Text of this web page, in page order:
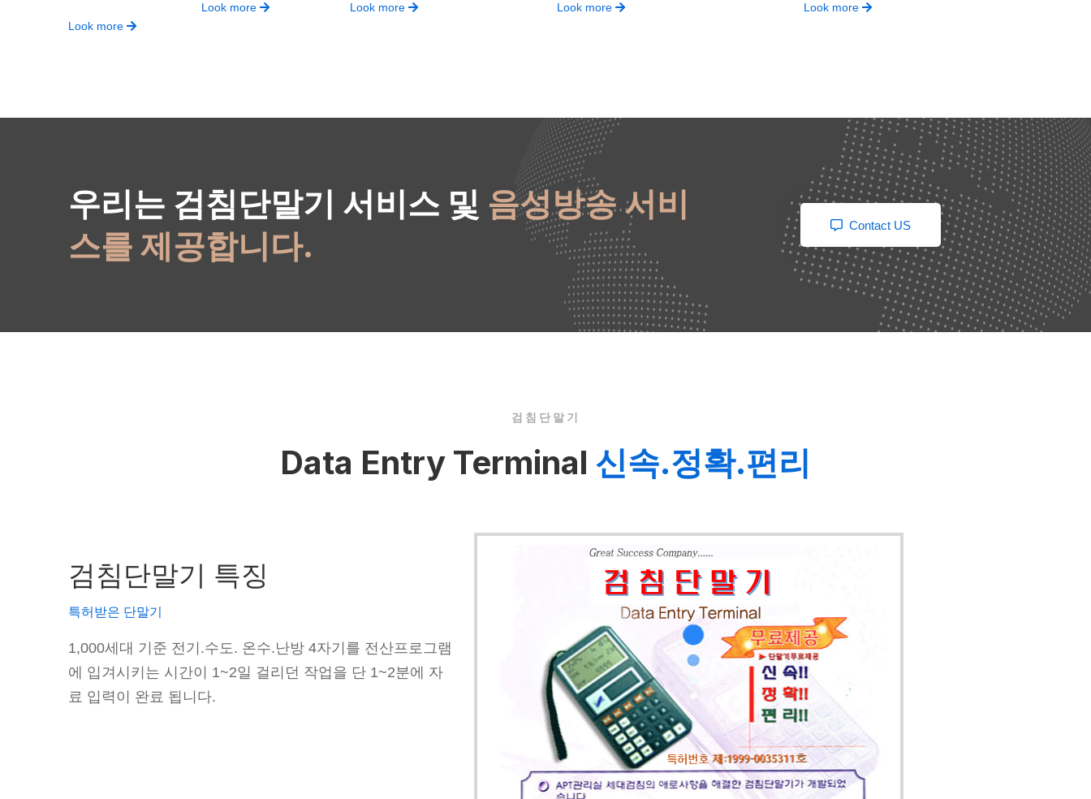
Look more
Look more Look more Look more Look more
우리는 검침단말기 서비스 및 음성방송 서비
스를 제공합니다.
Contact US
검침단말기
Data Entry Terminal 신속.정확.편리
검침단말기 특징
특허받은 단말기
1,000세대 기준 전기.수도. 온수.난방 4자기를 전산프로그램
에 입겨시키는 시간이 1~2일 걸리던 작업을 단 1~2분에 자
료 입력이 완료 됩니다.